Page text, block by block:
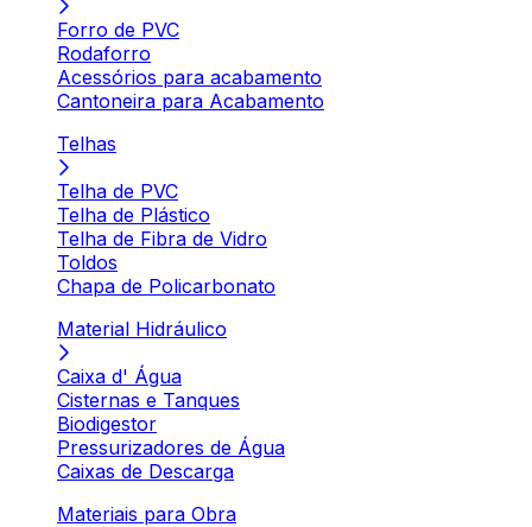
Forro de PVC
Rodaforro
Acessórios para acabamento
Cantoneira para Acabamento
Telhas
Telha de PVC
Telha de Plástico
Telha de Fibra de Vidro
Toldos
Chapa de Policarbonato
Material Hidráulico
Caixa d' Água
Cisternas e Tanques
Biodigestor
Pressurizadores de Água
Caixas de Descarga
Materiais para Obra